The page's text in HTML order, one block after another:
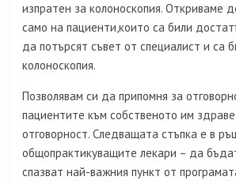
изпратен за колоноскопия. Откриваме
само на пациенти,които са били
да потърсят съвет от специалист и са
колоноскопия.
Позволявам си да припомня за
пациентите към собственото им
отговорност. Следващата стъпка е в
общопрактикуващите лекари – да
спазват най-важния пункт от